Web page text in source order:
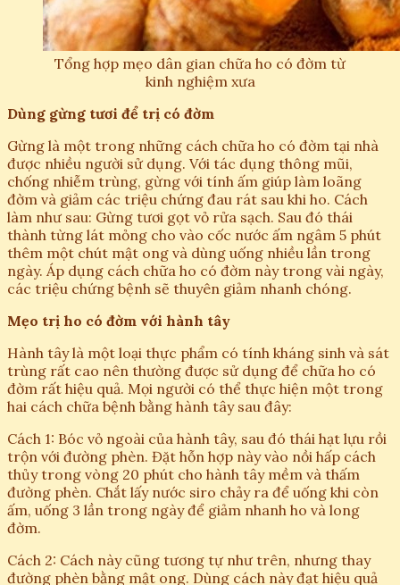
Tổng hợp mẹo dân gian chữa ho có đờm từ
kinh nghiệm xưa
Dùng gừng tươi để trị có đờm
Gừng là một trong những cách chữa ho có đờm tại nhà
được nhiều người sử dụng. Với tác dụng thông mũi,
chống nhiễm trùng, gừng với tính ấm giúp làm loãng
đờm và giảm các triệu chứng đau rát sau khi ho. Cách
làm như sau: Gừng tươi gọt vỏ rửa sạch. Sau đó thái
thành từng lát mỏng cho vào cốc nước ấm ngâm 5 phút
thêm một chút mật ong và dùng uống nhiều lần trong
ngày. Áp dụng cách chữa ho có đờm này trong vài ngày,
các triệu chứng bệnh sẽ thuyên giảm nhanh chóng.
Mẹo trị ho có đờm với hành tây
Hành tây là một loại thực phẩm có tính kháng sinh và sát
trùng rất cao nên thường được sử dụng để chữa ho có
đờm rất hiệu quả. Mọi người có thể thực hiện một trong
hai cách chữa bệnh bằng hành tây sau đây:
Cách 1: Bóc vỏ ngoài của hành tây, sau đó thái hạt lựu rồi
trộn với đường phèn. Đặt hỗn hợp này vào nồi hấp cách
thủy trong vòng 20 phút cho hành tây mềm và thấm
đường phèn. Chắt lấy nước siro chảy ra để uống khi còn
ấm, uống 3 lần trong ngày để giảm nhanh ho và long
đờm.
Cách 2: Cách này cũng tương tự như trên, nhưng thay
đường phèn bằng mật ong. Dùng cách này đạt hiệu quả